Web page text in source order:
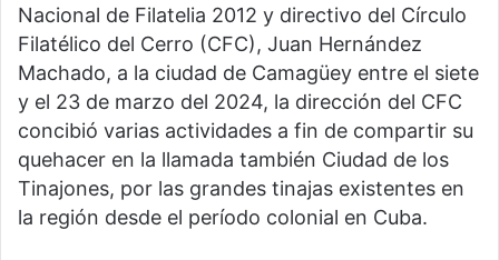
Nacional de Filatelia 2012 y directivo del Círculo
Filatélico del Cerro (CFC), Juan Hernández
Machado, a la ciudad de Camagüey entre el siete
y el 23 de marzo del 2024, la dirección del CFC
concibió varias actividades a fin de compartir su
quehacer en la llamada también Ciudad de los
Tinajones, por las grandes tinajas existentes en
la región desde el período colonial en Cuba.